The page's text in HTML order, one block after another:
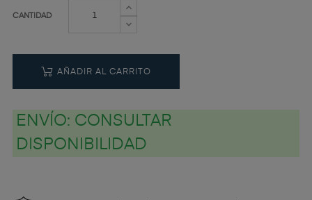
CANTIDAD
AÑADIR AL CARRITO
ENVÍO: CONSULTAR
DISPONIBILIDAD